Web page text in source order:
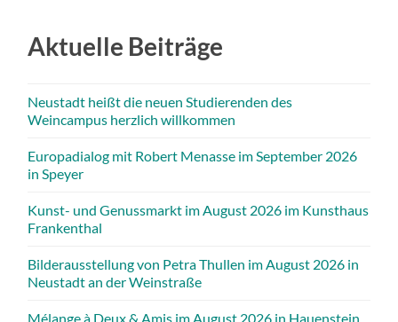
Aktuelle Beiträge
Neustadt heißt die neuen Studierenden des
Weincampus herzlich willkommen
Europadialog mit Robert Menasse im September 2026
in Speyer
Kunst- und Genussmarkt im August 2026 im Kunsthaus
Frankenthal
Bilderausstellung von Petra Thullen im August 2026 in
Neustadt an der Weinstraße
Mélange à Deux & Amis im August 2026 in Hauenstein